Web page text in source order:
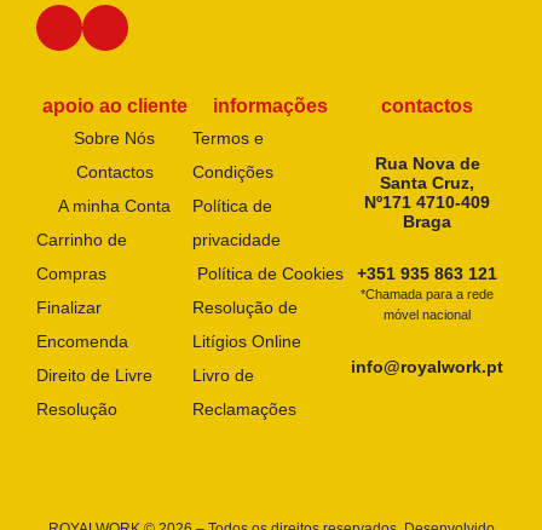
apoio ao cliente
Sobre Nós
Contactos
A minha Conta
Carrinho de
Compras
Finalizar
Encomenda
Direito de Livre
Resolução
informações
Termos e
Condições
Política de
privacidade
Política de Cookies
Resolução de
Litígios Online
Livro de
Reclamações
contactos
Rua Nova de
Santa Cruz,
Nº171 4710-409
Braga
+351 935 863 121
*Chamada para a rede
móvel nacional
info@royalwork.pt